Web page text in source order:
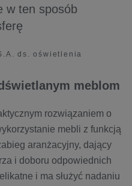
w ten sposób
ds. oświetlenia
meblom
rozwiązaniem o
mebli z funkcją
aranżacyjny, dający
i doboru odpowiednich
i ma służyć nadaniu